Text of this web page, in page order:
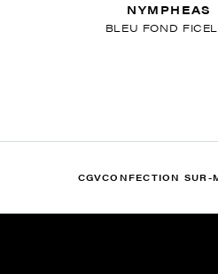
NYMPHEAS
BLEU FOND
CGVCONFECTION SUR-